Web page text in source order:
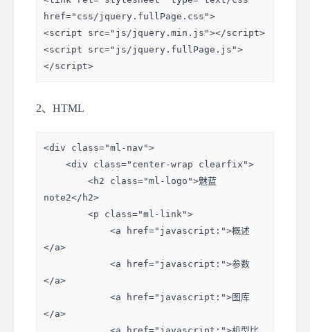
href="css/jquery.fullPage.css">
<script src="js/jquery.min.js"></script>
<script src="js/jquery.fullPage.js">
</script>
2、HTML
<div class="ml-nav">
<div class="center-wrap clearfix">
<h2 class="ml-logo">魅蓝
note2</h2>
<p class="ml-link">
<a href="javascript:">概述
</a>
<a href="javascript:">参数
</a>
<a href="javascript:">图库
</a>